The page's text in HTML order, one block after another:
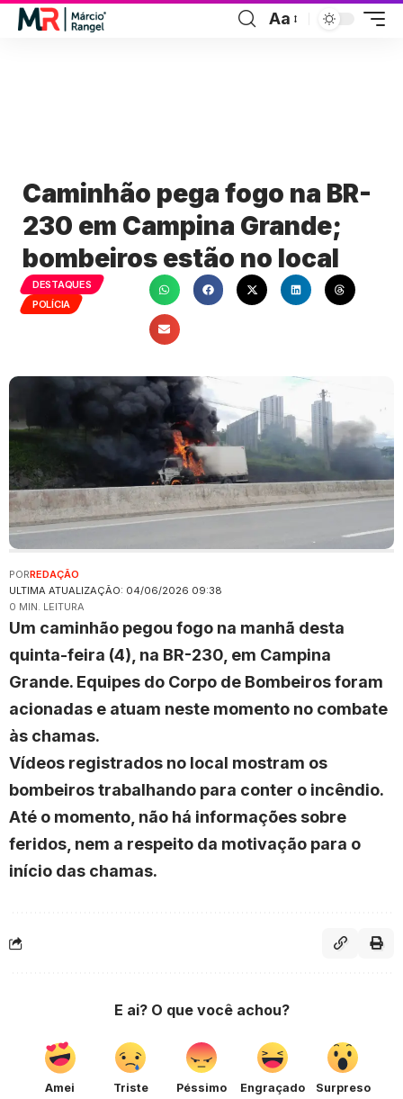
Aa
Caminhão pega fogo na BR-
230 em Campina Grande;
bombeiros estão no local
DESTAQUES
POLÍCIA
ULTIMA ATUALIZAÇÃO: 04/06/2026 09:38
PORREDAÇÃO
0 MIN. LEITURA
Um caminhão pegou fogo na manhã desta
quinta-feira (4), na BR-230, em Campina
Grande. Equipes do Corpo de Bombeiros foram
acionadas e atuam neste momento no combate
às chamas.
Vídeos registrados no local mostram os
bombeiros trabalhando para conter o incêndio.
Até o momento, não há informações sobre
feridos, nem a respeito da motivação para o
início das chamas.
E ai? O que você achou?
Amei Triste Péssimo Engraçado Surpreso